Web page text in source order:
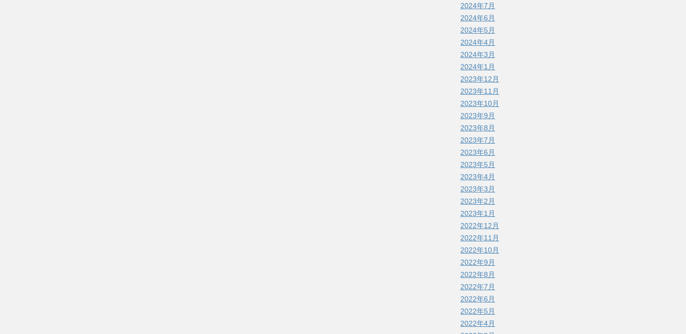
2024年7月
2024年6月
2024年5月
2024年4月
2024年3月
2024年1月
2023年12月
2023年11月
2023年10月
2023年9月
2023年8月
2023年7月
2023年6月
2023年5月
2023年4月
2023年3月
2023年2月
2023年1月
2022年12月
2022年11月
2022年10月
2022年9月
2022年8月
2022年7月
2022年6月
2022年5月
2022年4月